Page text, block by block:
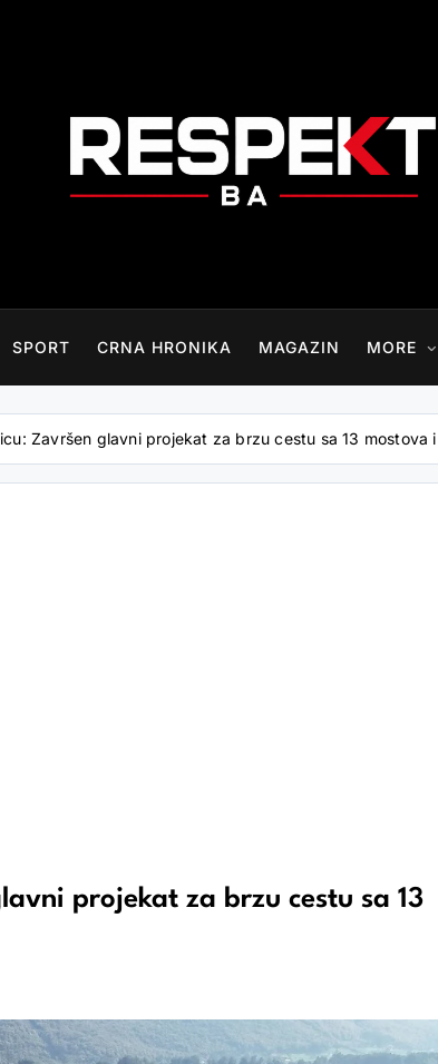
SPORT CRNA HRONIKA MAGAZIN MORE
Završen glavni projekat za brzu cestu sa 13 mostova
projekat za brzu cestu sa 13